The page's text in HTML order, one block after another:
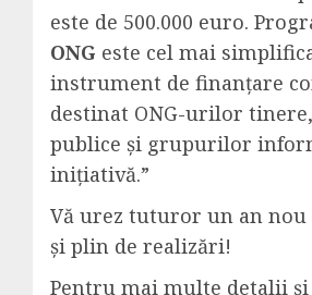
este de 500.000 euro.
ONG este cel mai
instrument de finanţare
destinat ONG-urilor
publice şi grupurilor
iniţiativă.”
Vă urez tuturor un an nou
şi plin de realizări!
Pentru mai multe detalii